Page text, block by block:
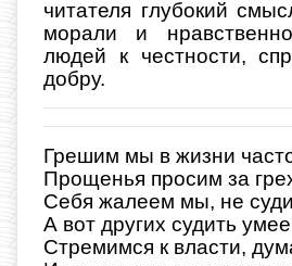
читателя глубокий
морали и
людей к честности,
добру.
Грешим мы в жизни
Прощенья просим за
Себя жалеем мы, не
А вот других судить
Стремимся к власти,